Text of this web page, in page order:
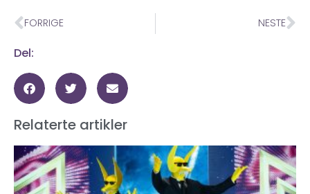
FORRIGE NESTE
Del:
Relaterte artikler